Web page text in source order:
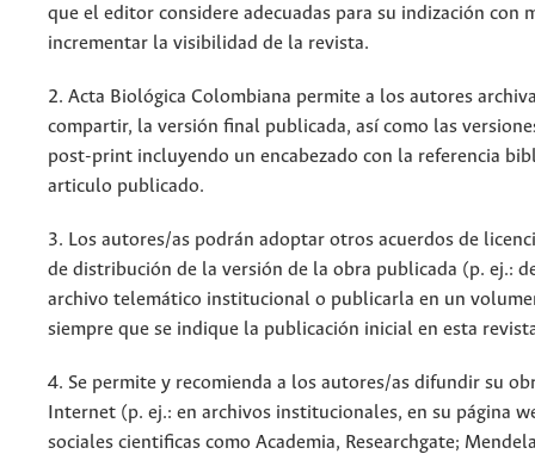
que el editor considere adecuadas para su indización con
incrementar la visibilidad de la revista.
2. Acta Biológica Colombiana permite a los autores
compartir, la versión final publicada, así como las
post-print incluyendo un encabezado con la referencia
articulo publicado.
3. Los autores/as podrán adoptar otros acuerdos de
de distribución de la versión de la obra publicada (p. ej.:
archivo telemático institucional o publicarla en un
siempre que se indique la publicación inicial en esta
4. Se permite y recomienda a los autores/as difundir su
Internet (p. ej.: en archivos institucionales, en su página
sociales cientificas como Academia, Researchgate;